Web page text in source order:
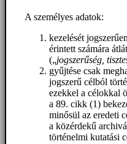
A személyes adatok:
kezelését
érintett számára
(„jogszerűség,
gyűjtése csak
jogszerű célból
ezekkel a célokkal
a 89. cikk (1)
minősül az eredeti
a közérdekű
történelmi kutatási